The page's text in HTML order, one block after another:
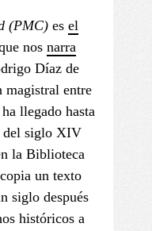
(PMC) es el
nos narra
Díaz de
magistral entre
llegado hasta
del siglo XIV
la Biblioteca
un texto
siglo después
históricos a